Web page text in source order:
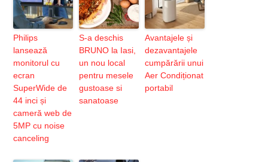
Philips
lansează
monitorul cu
ecran
SuperWide de
44 inci și
cameră web de
5MP cu noise
canceling
S-a deschis
BRUNO la Iasi,
un nou local
pentru mesele
gustoase si
sanatoase
Avantajele și
dezavantajele
cumpărării unui
Aer Condiționat
portabil